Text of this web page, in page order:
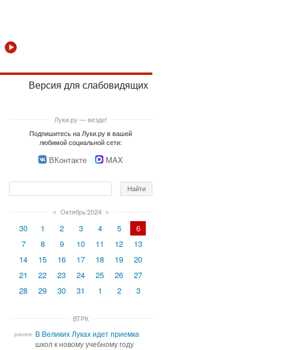
Версия для слабовидящих
Луки.ру — везде!
Подпишитесь на Луки.ру в вашей
любимой социальной сети:
ВКонтакте MAX
◄ Октябрь'2024 ►
30 1 2 3 4 5
6
7
8 9 10 11 12
13
14
15 16 17 18 19
20
21
22 23 24 25 26
27
28
29 30 31 1 2 3
ВТРК
ранее В Великих Луках идет приемка
школ к новому учебному году
В Великих Луках идет приемка
школ к новому учебному году